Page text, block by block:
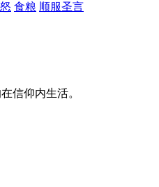
食粮 顺服圣言
信仰内生活。